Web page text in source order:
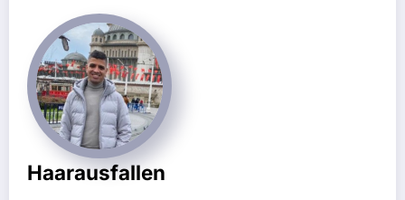
Haarausfallen